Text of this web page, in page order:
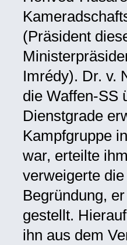
(Präsident
Imrédy). Dr. v.
die Waffen-SS
Dienstgrade
Kampfgruppe
war, erteilte
verweigerte
Begründung,
gestellt.
ihn aus dem